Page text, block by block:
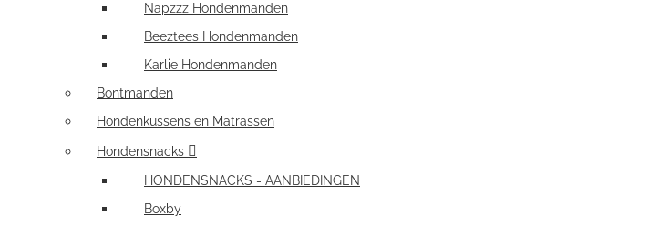
Napzzz Hondenmanden
Beeztees Hondenmanden
Karlie Hondenmanden
Bontmanden
Hondenkussens en Matrassen
Hondensnacks
HONDENSNACKS - AANBIEDINGEN
Boxby